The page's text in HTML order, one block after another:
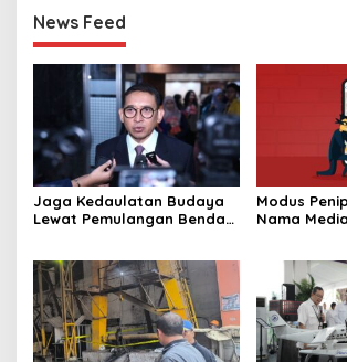
News Feed
Jaga Kedaulatan Budaya
Lewat Pemulangan Benda
Modus
Nama